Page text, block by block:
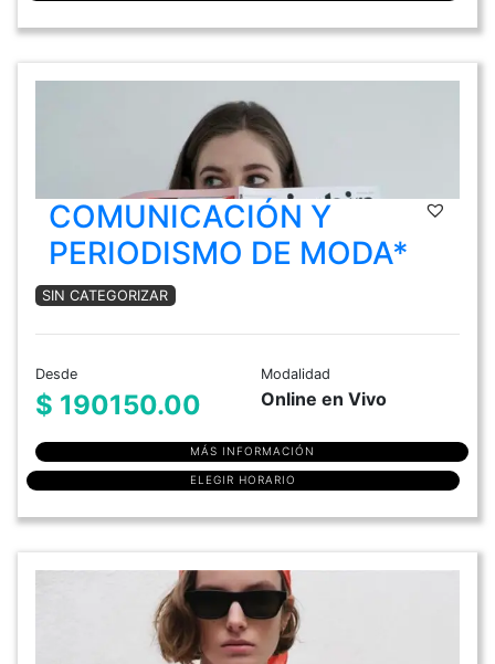
COMUNICACIÓN Y
PERIODISMO DE MODA*
SIN CATEGORIZAR
Desde
$ 190150.00
Modalidad
Online en Vivo
MÁS INFORMACIÓN
ELEGIR HORARIO